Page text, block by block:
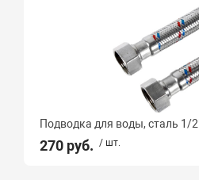
Подводка для воды, сталь 1/
270 руб. / шт.